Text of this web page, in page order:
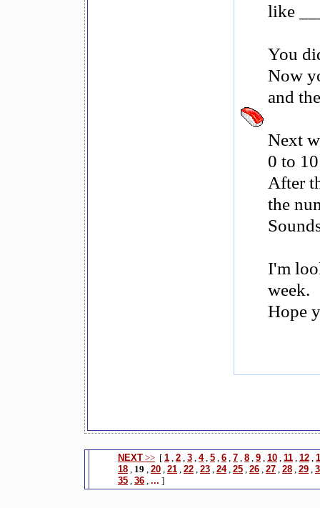
like
You
Now
and
Next
0 to
After
the
I'm
week.
Hope
NEXT >> [ 1 , 2 , 3 , 4, 5 , 6 , 7 , 8 , 9 , 10 , 11 , 12 ,
18 , 19 , 20 , 21 , 22 , 23 , 24, 25 , 26 , 27 , 28 , 29 ,
35 , 36 , ... ]